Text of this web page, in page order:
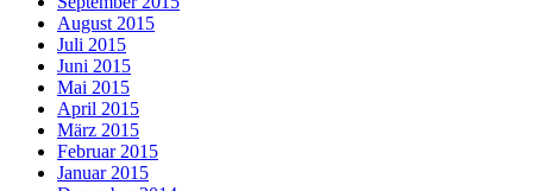
August 2015
Juli 2015
Juni 2015
Mai 2015
April 2015
März 2015
Februar 2015
Januar 2015